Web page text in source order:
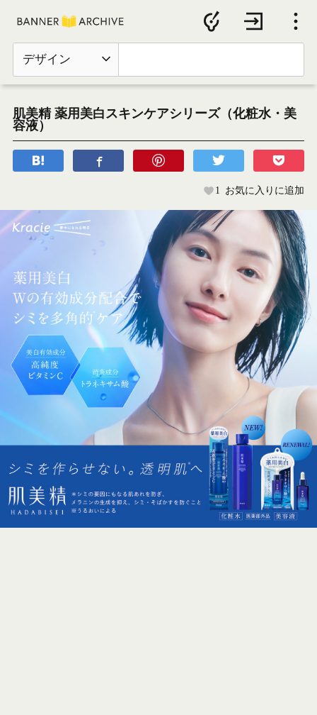
デザイン
肌美精 薬用美白スキンケアシリーズ（化粧水・美
容液）
1 お気に入りに追加